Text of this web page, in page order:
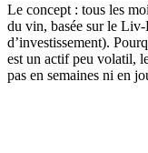
Le concept : tous les
du vin, basée sur le
d’investissement).
est un actif peu volatil,
pas en semaines ni en